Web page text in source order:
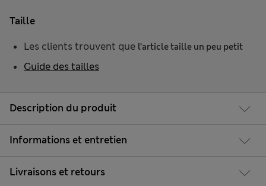
Description du produit
Informations et entretien
Livraisons et retours
Taille
Les clients trouvent que l’article taille un peu petit
Guide des tailles